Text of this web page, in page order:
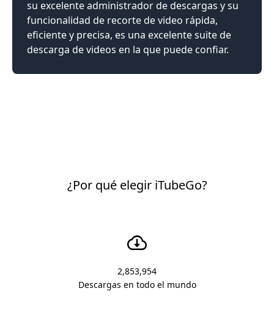
su excelente administrador de descargas y su
funcionalidad de recorte de video rápida,
eficiente y precisa, es una excelente suite de
descarga de videos en la que puede confiar.
¿Por qué elegir iTubeGo?
2,853,954
Descargas en todo el mundo